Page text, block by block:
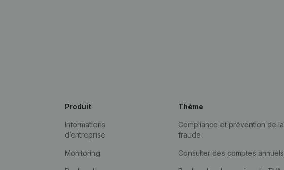
Produit
Informations
d’entreprise
Monitoring
Thème
Compliance et prévention de la
fraude
Consulter des comptes annuels